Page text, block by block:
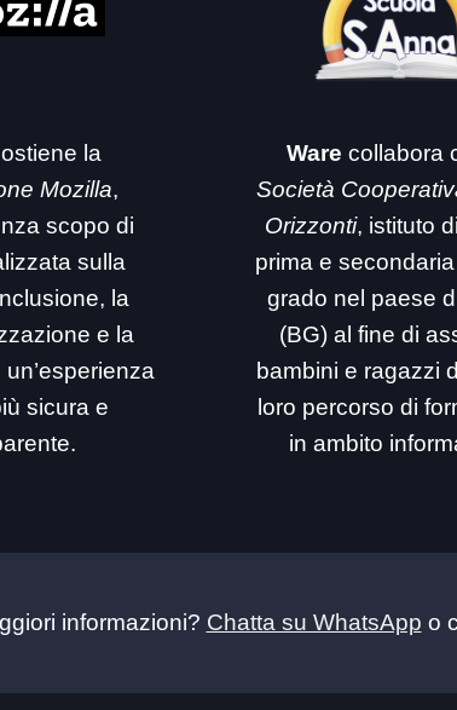
la
Mozilla,
scopo di
sulla
la
e la
sicura e
Ware collabora
Società
Orizzonti, istituto
prima e
grado nel paese
(BG) al fine di
bambini e ragazzi
loro percorso di
in ambito
informazioni? Chatta su WhatsApp o